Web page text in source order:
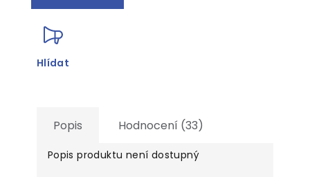
Hlídat
Popis Hodnocení (33)
Popis produktu není dostupný